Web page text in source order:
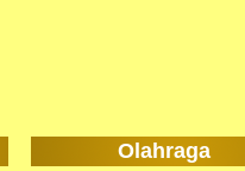
Olahraga